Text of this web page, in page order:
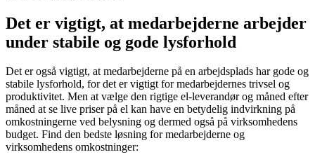
Det er vigtigt, at medarbejderne arbejder
under stabile og gode lysforhold
Det er også vigtigt, at medarbejderne på en arbejdsplads har gode og
stabile lysforhold, for det er vigtigt for medarbejdernes trivsel og
produktivitet. Men at vælge den rigtige el-leverandør og måned efter
måned at se live priser på el kan have en betydelig indvirkning på
omkostningerne ved belysning og dermed også på virksomhedens
budget. Find den bedste løsning for medarbejderne og
virksomhedens omkostninger: